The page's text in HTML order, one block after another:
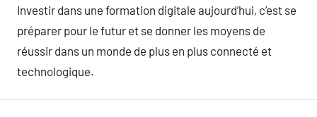
Investir dans une formation digitale aujourd’hui, c’est se
préparer pour le futur et se donner les moyens de
réussir dans un monde de plus en plus connecté et
technologique.